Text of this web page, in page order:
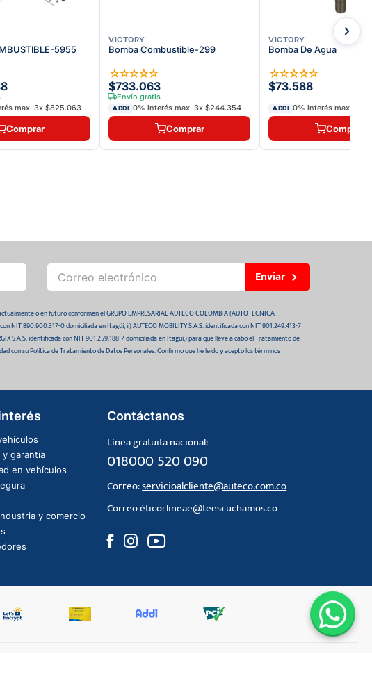
5955
max. 3x $825.063
Comprar
VICTORY
Bomba Combustible-299
☆☆☆☆☆
$733.063
Envío gratis
ADDI 0% interés max. 3x $244.354
Comprar
VICTORY
Bomba De Agua
☆☆☆☆☆
$73.588
ADDI 0% interés max.
Comprar
Enviar
o en futuro conformen el GRUPO EMPRESARIAL AUTECO COLOMBIA (AUTOTECNICA
NIT 890.900.317-0 domiciliada en Itagüí, ii) AUTECO MOBILITY S.A.S. identificada con NIT 901.249.413-7
S.A.S. identificada con NIT 901.259.188-7 domiciliada en Itagüí,) para que lleve a cabo el Tratamiento de
con su Política de Tratamiento de Datos Personales. Confirmo que he leído y acepto los términos
garantía
en vehículos
y comercio
Contáctanos
Línea gratuita nacional:
018000 520 090
Correo:servicioalcliente@auteco.com.co
Correo ético:lineae@teescuchamos.co